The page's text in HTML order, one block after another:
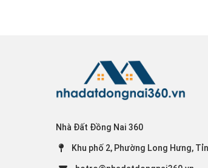
Nhà Đất Đồng Nai 360
Khu phố 2, Phường Long Hưng,